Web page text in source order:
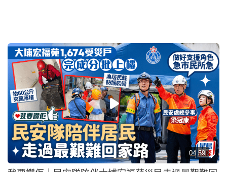
內地女遊客馬場遺失卡包 凌晨致電馬會極速尋回 讚
「超強好心人」：感謝素未謀面的人奔走
社會 2026-05-05 11:20 HKT